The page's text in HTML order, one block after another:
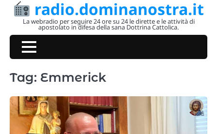
Skip
radio.dominanostra.it
La webradio per seguire 24 ore su 24 le dirette e le attività di
apostolato in difesa della sana Dottrina Cattolica.
Tag: Emmerick